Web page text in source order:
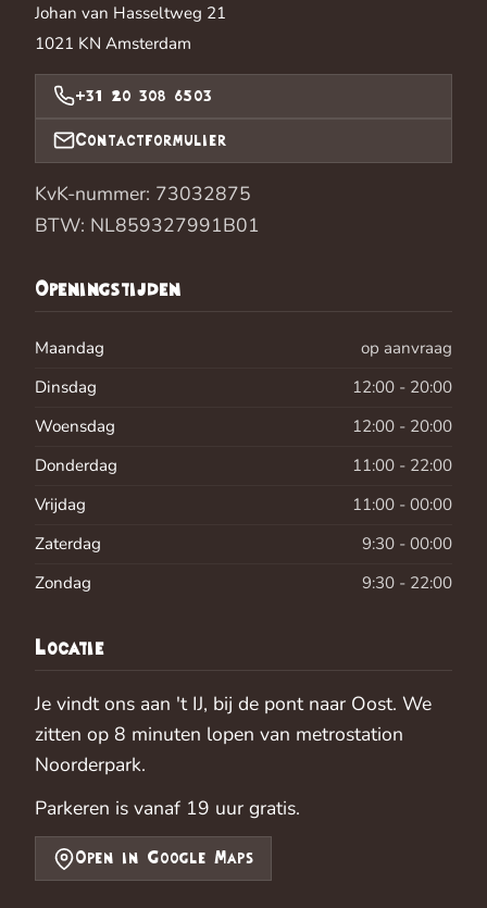
Johan van Hasseltweg 21
1021 KN Amsterdam
+31 20 308 6503
Contactformulier
KvK-nummer: 73032875
BTW: NL859327991B01
Openingstijden
Maandag
op aanvraag
Dinsdag
12:00 - 20:00
Woensdag
12:00 - 20:00
Donderdag
11:00 - 22:00
Vrijdag
11:00 - 00:00
Zaterdag
9:30 - 00:00
Zondag
9:30 - 22:00
Locatie
Je vindt ons aan 't IJ, bij de pont naar Oost. We
zitten op 8 minuten lopen van metrostation
Noorderpark.
Parkeren is vanaf 19 uur gratis.
Open in Google Maps